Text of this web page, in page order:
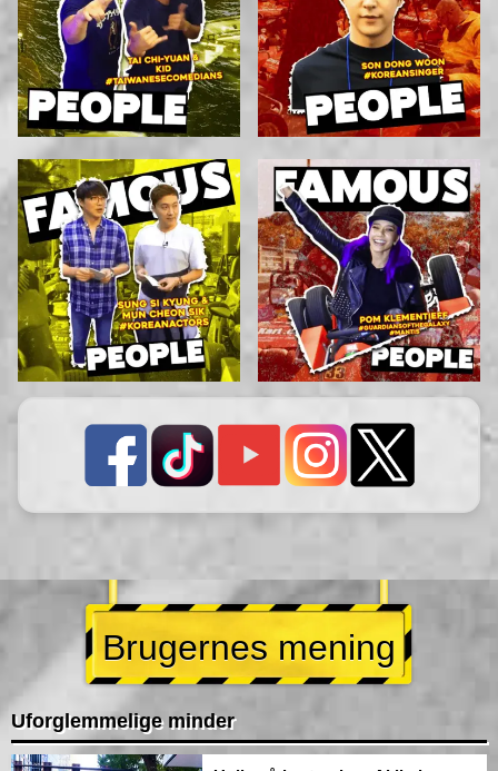
Brugernes mening
Uforglemmelige minder